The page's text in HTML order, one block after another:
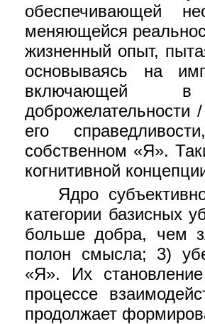
обеспечивающей
меняющейся
жизненный опыт,
основываясь на
включающей
его
собственном «Я».
когнитивной
Ядро
категории базисных
больше добра, чем
полон смысла; 3)
«Я». Их
процессе
продолжает